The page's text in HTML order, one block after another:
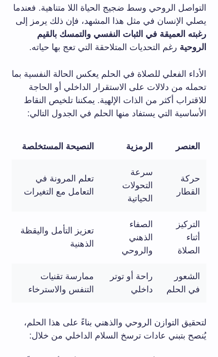
التواصل الروحي وسط ضجيج الحياة اللا متناهية. فعندما
يصلي الإنسان في مثل هذا المشهد، فإن ذلك يرمز إلى
رغبته العميقة في الثبات النفسي والتمسك بالقيم
الروحية رغم التحديات المتلاحقة التي تعج بها حياته.
الأداء الفعلي للصلاة في الحلم يعكس الحالة النفسية بما
تحمله من دلالات على الاستقرار الداخلي أو الحاجة
للاقتراب أكثر من الذات الإلهية. يمكننا تلخيص النقاط
الأساسية التي يستفاد منها الحلم في الجدول التالي:
العنصر الرمزية النصيحة المستخلصة
حركة
القطار
سرعة
التحولات
الحياتية
تعلم المرونة في
التعامل مع التغيرات
التركيز
أثناء
الصلاة
الصفاء
الذهني
والروحي
تعزيز التأمل واليقظة
الذهنية
الشعور
في الحلم
راحة أو توتر
داخلي
ممارسة تقنيات
التنفس والاسترخاء
لتحقيق التوازن الروحي والذهني بناءً على هذا الحلم،
يُنصح بتبني عادات ترسخ السلام الداخلي من خلال: